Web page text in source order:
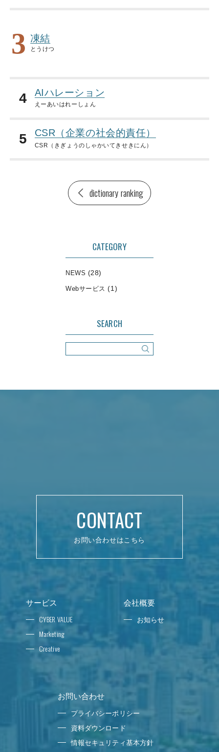
3 凍結
とうけつ
4 AIハレーション
えーあいはれーしょん
5 CSR（企業の社会的責任）
CSR（きぎょうのしゃかいてきせきにん）
dictionary ranking
CATEGORY
NEWS (28)
Webサービス (1)
SEARCH
CONTACT
お問い合わせはこちら
サービス
CYBER VALUE
Marketing
Creative
会社概要
お知らせ
お問い合わせ
プライバシーポリシー
資料ダウンロード
情報セキュリティ基本方針